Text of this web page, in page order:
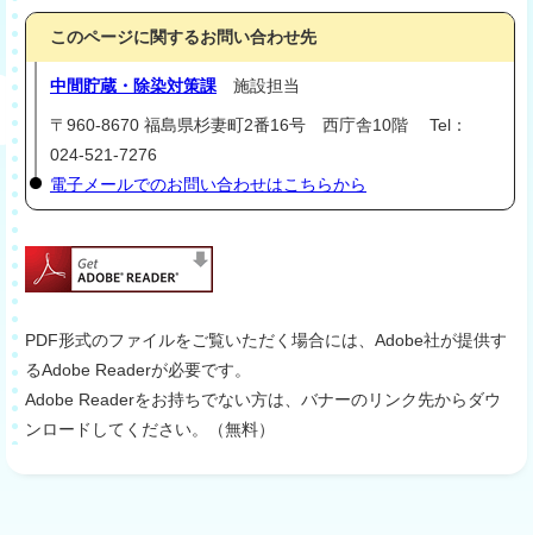
このページに関するお問い合わせ先
中間貯蔵・除染対策課 施設担当
〒960-8670 福島県杉妻町2番16号 西庁舎10階 Tel：
024-521-7276
電子メールでのお問い合わせはこちらから
PDF形式のファイルをご覧いただく場合には、Adobe社が提供す
るAdobe Readerが必要です。
Adobe Readerをお持ちでない方は、バナーのリンク先からダウ
ンロードしてください。（無料）